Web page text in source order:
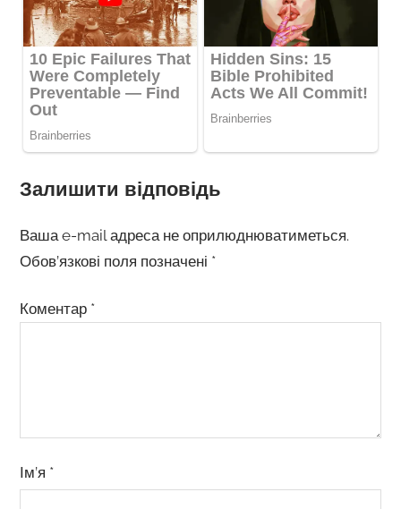
Залишити відповідь
Ваша e-mail адреса не оприлюднюватиметься.
Обов’язкові поля позначені *
Коментар *
Ім’я *